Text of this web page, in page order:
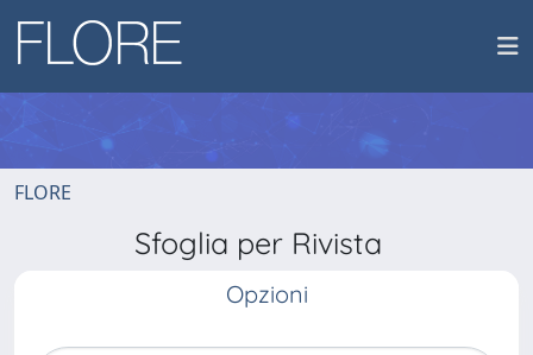
FLORE
Sfoglia per Rivista
Opzioni